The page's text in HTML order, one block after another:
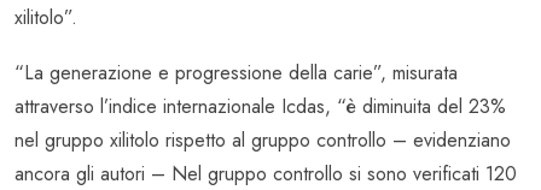
xilitolo”.
“La generazione e progressione della carie”, misurata
attraverso l’indice internazionale Icdas, “è diminuita del 23%
nel gruppo xilitolo rispetto al gruppo controllo – evidenziano
ancora gli autori – Nel gruppo controllo si sono verificati 120